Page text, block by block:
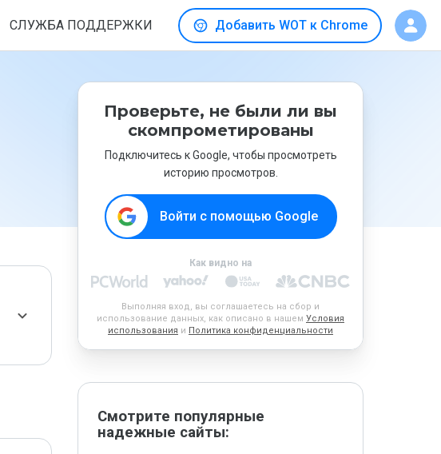
СЛУЖБА ПОДДЕРЖКИ Добавить WOT к Chrome
Проверьте, не были ли вы
скомпрометированы
Подключитесь к Google, чтобы просмотреть
историю просмотров.
Войти с помощью Google
Как видно на
Выполняя вход, вы соглашаетесь на сбор и
использование данных, как описано в нашем Условия
использования и Политика конфиденциальности
Смотрите популярные
надежные сайты: